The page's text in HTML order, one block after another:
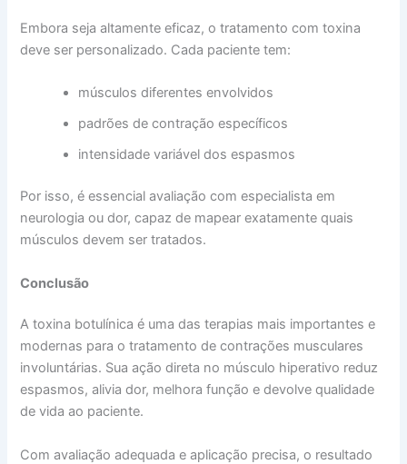
Embora seja altamente eficaz, o tratamento com toxina
deve ser personalizado. Cada paciente tem:
músculos diferentes envolvidos
padrões de contração específicos
intensidade variável dos espasmos
Por isso, é essencial avaliação com especialista em
neurologia ou dor, capaz de mapear exatamente quais
músculos devem ser tratados.
Conclusão
A toxina botulínica é uma das terapias mais importantes e
modernas para o tratamento de contrações musculares
involuntárias. Sua ação direta no músculo hiperativo reduz
espasmos, alivia dor, melhora função e devolve qualidade
de vida ao paciente.
Com avaliação adequada e aplicação precisa, o resultado